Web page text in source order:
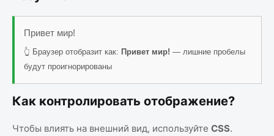
Привет мир!
👆 Браузер отобразит как: Привет мир! — лишние пробелы
будут проигнорированы
Как контролировать отображение?
Чтобы влиять на внешний вид, используйте CSS.